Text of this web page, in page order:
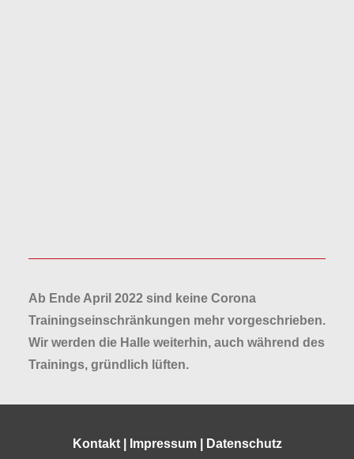
Ab Ende April 2022 sind keine Corona
Trainingseinschränkungen mehr vorgeschrieben.
Wir werden die Halle weiterhin, auch während des
Trainings, gründlich lüften.
Kontakt| Impressum| Datenschutz